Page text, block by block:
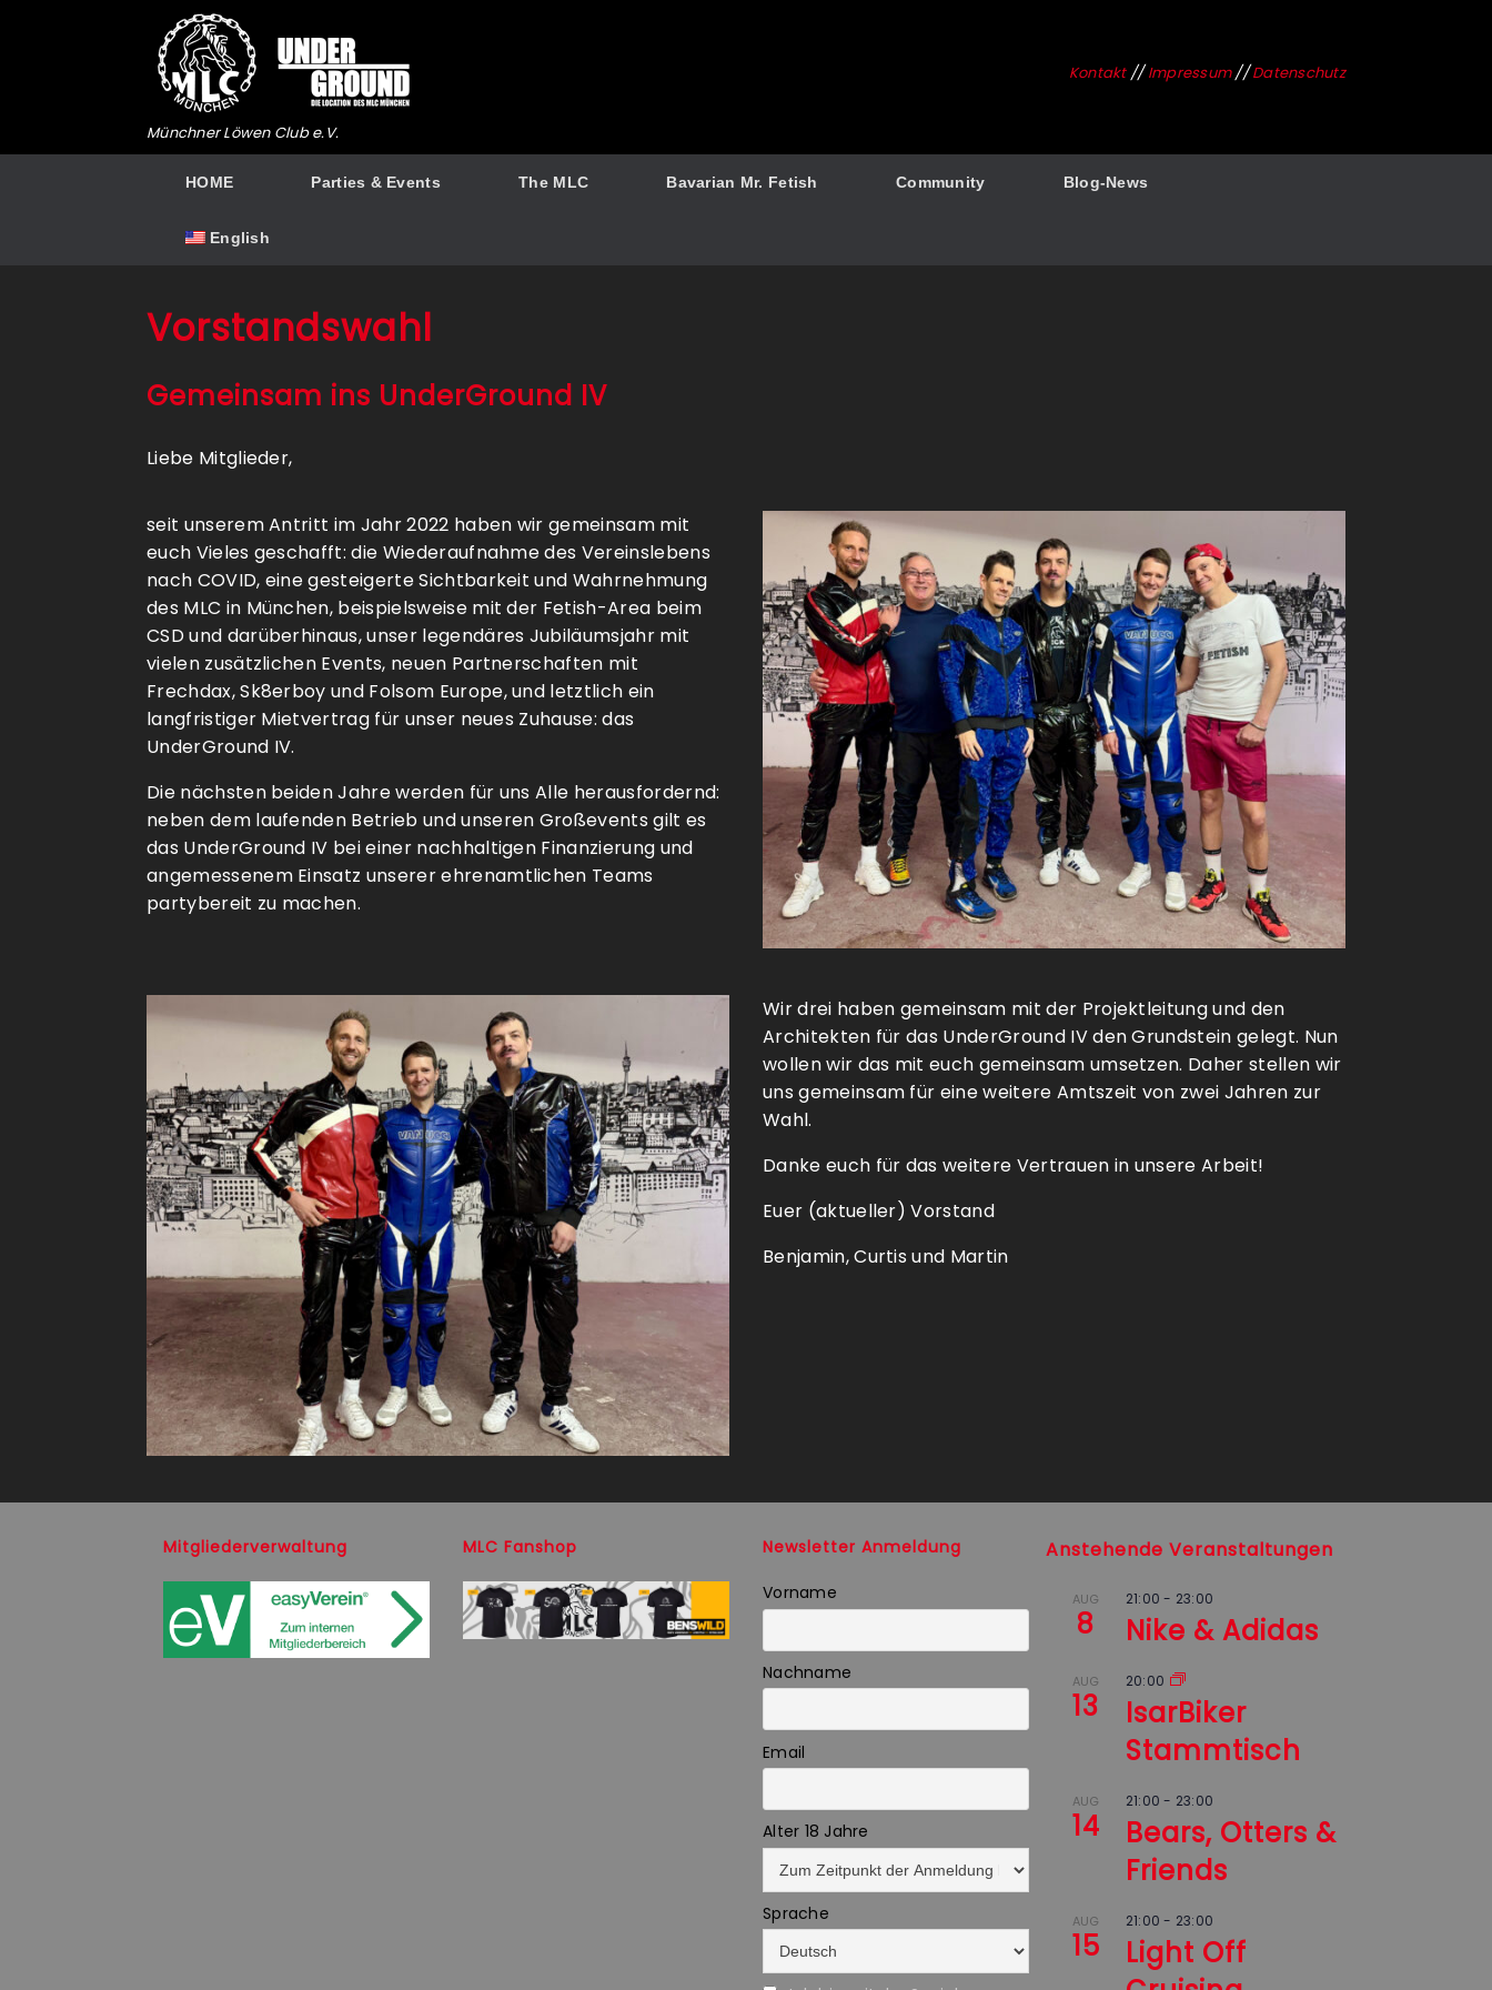
Münchner Löwen Club e.V.
Kontakt//Impressum//Datenschutz
HOME Parties & Events The MLC Bavarian Mr. Fetish Community Blog-News
English
Vorstandswahl
Gemeinsam ins UnderGround IV
Liebe Mitglieder,
seit unserem Antritt im Jahr 2022 haben wir gemeinsam mit
euch Vieles geschafft: die Wiederaufnahme des Vereinslebens
nach COVID, eine gesteigerte Sichtbarkeit und Wahrnehmung
des MLC in München, beispielsweise mit der Fetish-Area beim
CSD und darüberhinaus, unser legendäres Jubiläumsjahr mit
vielen zusätzlichen Events, neuen Partnerschaften mit
Frechdax, Sk8erboy und Folsom Europe, und letztlich ein
langfristiger Mietvertrag für unser neues Zuhause: das
UnderGround IV.
Die nächsten beiden Jahre werden für uns Alle herausfordernd:
neben dem laufenden Betrieb und unseren Großevents gilt es
das UnderGround IV bei einer nachhaltigen Finanzierung und
angemessenem Einsatz unserer ehrenamtlichen Teams
partybereit zu machen.
Wir drei haben gemeinsam mit der Projektleitung und den
Architekten für das UnderGround IV den Grundstein gelegt. Nun
wollen wir das mit euch gemeinsam umsetzen. Daher stellen wir
uns gemeinsam für eine weitere Amtszeit von zwei Jahren zur
Wahl.
Danke euch für das weitere Vertrauen in unsere Arbeit!
Euer (aktueller) Vorstand
Benjamin, Curtis und Martin
Mitgliederverwaltung MLC Fanshop Newsletter Anmeldung
Vorname
Nachname
Email
Alter 18 Jahre
Sprache
Anstehende Veranstaltungen
AUG
8
21:00 - 23:00
Nike & Adidas
AUG
13
20:00
IsarBiker
Stammtisch
AUG
14
21:00 - 23:00
Bears, Otters &
Friends
AUG
15
21:00 - 23:00
Light Off